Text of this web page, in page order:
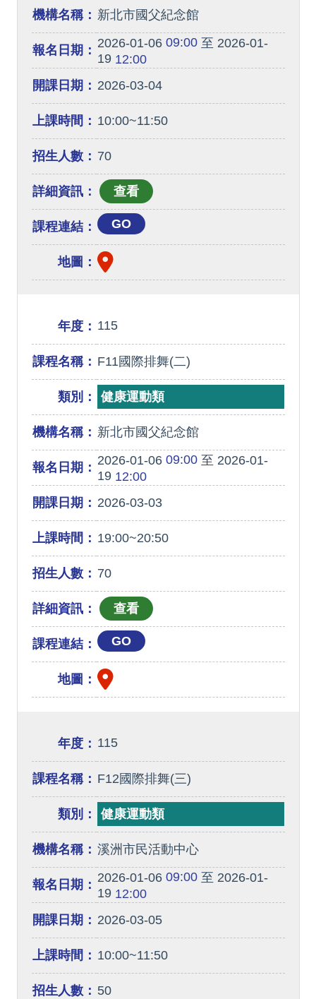
機構名稱： 新北市國父紀念館
報名日期： 2026-01-0609:00至 2026-01-
1912:00
開課日期： 2026-03-04
上課時間： 10:00~11:50
招生人數： 70
詳細資訊：
課程連結： GO
地圖：
年度： 115
課程名稱： F11國際排舞(二)
類別： 健康運動類
機構名稱： 新北市國父紀念館
報名日期： 2026-01-0609:00至 2026-01-
1912:00
開課日期： 2026-03-03
上課時間： 19:00~20:50
招生人數： 70
詳細資訊：
課程連結： GO
地圖：
年度： 115
課程名稱： F12國際排舞(三)
類別： 健康運動類
機構名稱： 溪洲市民活動中心
報名日期： 2026-01-0609:00至 2026-01-
1912:00
開課日期： 2026-03-05
上課時間： 10:00~11:50
招生人數： 50